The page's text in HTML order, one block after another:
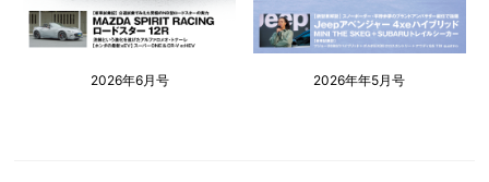
2026年6月号 2026年年5月号